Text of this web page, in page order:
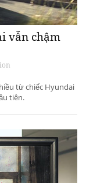
vẫn chậm
từ chiếc Hyundai
tiên.